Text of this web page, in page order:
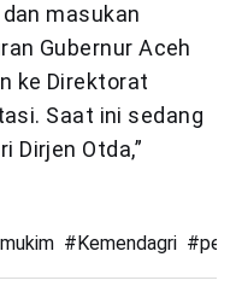
masukan
Gubernur Aceh
ke Direktorat
Saat ini sedang
Dirjen Otda,”
# Kemendagri #